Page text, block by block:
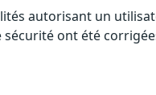
autorisant un
ont été